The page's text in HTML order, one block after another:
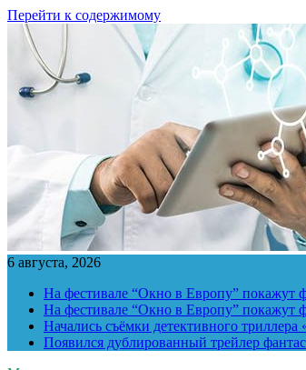
Перейти к содержимому
6 августа, 2026
На фестивале “Окно в Европу” покажут
На фестивале “Окно в Европу” покажут
Начались съёмки детективного
Появился дублированный трейлер